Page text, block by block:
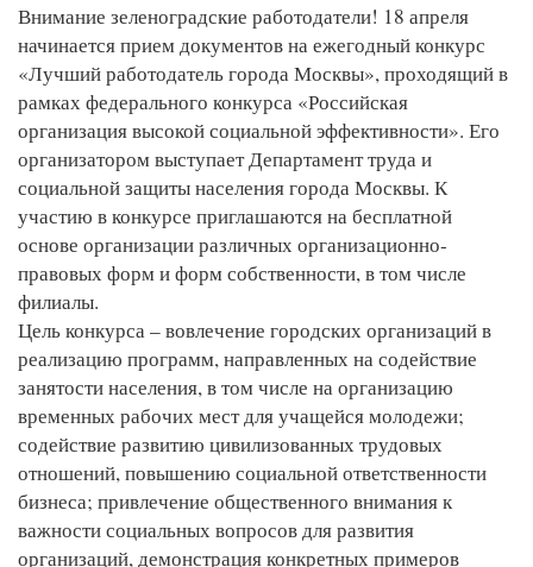
Внимание зеленоградские работодатели! 18 апреля
начинается прием документов на ежегодный конкурс
«Лучший работодатель города Москвы», проходящий в
рамках федерального конкурса «Российская
организация высокой социальной эффективности». Его
организатором выступает Департамент труда и
социальной защиты населения города Москвы. К
участию в конкурсе приглашаются на бесплатной
основе организации различных организационно-
правовых форм и форм собственности, в том числе
филиалы.
Цель конкурса – вовлечение городских организаций в
реализацию программ, направленных на содействие
занятости населения, в том числе на организацию
временных рабочих мест для учащейся молодежи;
содействие развитию цивилизованных трудовых
отношений, повышению социальной ответственности
бизнеса; привлечение общественного внимания к
важности социальных вопросов для развития
организаций, демонстрация конкретных примеров